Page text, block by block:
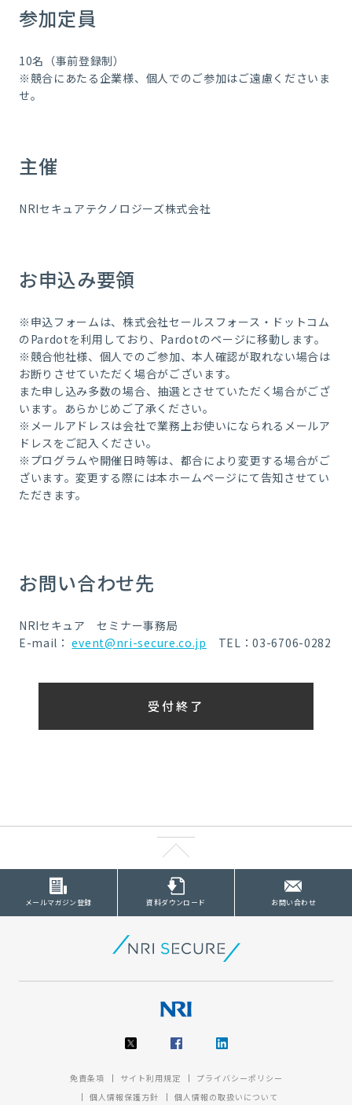
参加定員
10名（事前登録制）
※競合にあたる企業様、個人でのご参加はご遠慮くださいま
せ。
主催
NRIセキュアテクノロジーズ株式会社
お申込み要領
※申込フォームは、株式会社セールスフォース・ドットコム
のPardotを利用しており、Pardotのページに移動します。
※競合他社様、個人でのご参加、本人確認が取れない場合は
お断りさせていただく場合がございます。
また申し込み多数の場合、抽選とさせていただく場合がござ
います。あらかじめご了承ください。
※メールアドレスは会社で業務上お使いになられるメールア
ドレスをご記入ください。
※プログラムや開催日時等は、都合により変更する場合がご
ざいます。変更する際には本ホームページにて告知させてい
ただきます。
お問い合わせ先
NRIセキュア セミナー事務局
E-mail：event@nri-secure.co.jp TEL：03-6706-0282
受付終了
メールマガジン登録 資料ダウンロード お問い合わせ
免責条項 サイト利用規定
プライバシーポリシー
個人情報保護方針
個人情報の取扱いについて